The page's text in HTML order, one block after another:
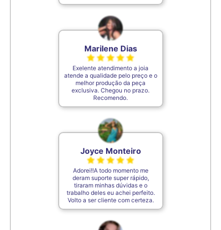
De acordo com o padrão ABNT
Marilene Dias
Exelente atendimento a joia
atende a qualidade pelo preço e o
melhor produção da peça
exclusiva. Chegou no prazo.
Recomendo.
Joyce Monteiro
Adorei!!A todo momento me
deram suporte super rápido,
tiraram minhas dúvidas e o
trabalho deles eu achei perfeito.
Volto a ser cliente com certeza.